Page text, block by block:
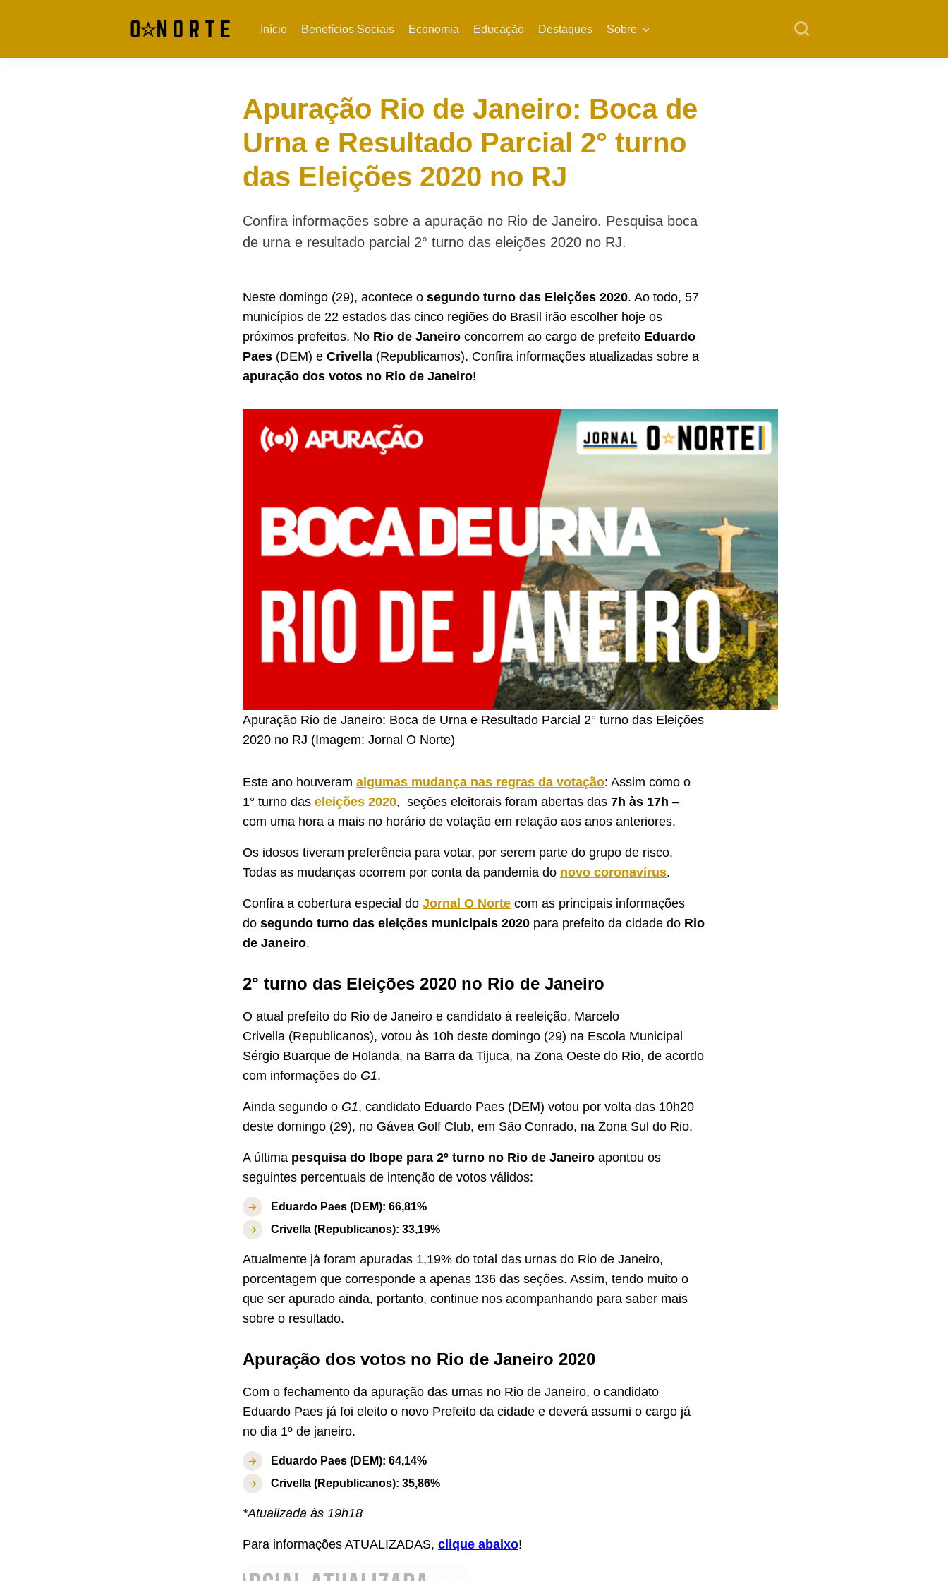
Início Benefícios Sociais Economia Educação Destaques Sobre
Apuração Rio de Janeiro: Boca de
Urna e Resultado Parcial 2° turno
das Eleições 2020 no RJ
Confira informações sobre a apuração no Rio de Janeiro. Pesquisa boca
de urna e resultado parcial 2° turno das eleições 2020 no RJ.
Neste domingo (29), acontece o segundo turno das Eleições 2020. Ao todo, 57
municípios de 22 estados das cinco regiões do Brasil irão escolher hoje os
próximos prefeitos. No Rio de Janeiro concorrem ao cargo de prefeito Eduardo
Paes (DEM) e Crivella (Republicamos). Confira informações atualizadas sobre a
apuração dos votos no Rio de Janeiro!
Apuração Rio de Janeiro: Boca de Urna e Resultado Parcial 2° turno das Eleições
2020 no RJ (Imagem: Jornal O Norte)
Este ano houveram algumas mudança nas regras da votação: Assim como o
1° turno das eleições 2020, seções eleitorais foram abertas das 7h às 17h –
com uma hora a mais no horário de votação em relação aos anos anteriores.
Os idosos tiveram preferência para votar, por serem parte do grupo de risco.
Todas as mudanças ocorrem por conta da pandemia do novo coronavírus.
Confira a cobertura especial do Jornal O Norte com as principais informações
do segundo turno das eleições municipais 2020 para prefeito da cidade do Rio
de Janeiro.
2° turno das Eleições 2020 no Rio de Janeiro
O atual prefeito do Rio de Janeiro e candidato à reeleição, Marcelo
Crivella (Republicanos), votou às 10h deste domingo (29) na Escola Municipal
Sérgio Buarque de Holanda, na Barra da Tijuca, na Zona Oeste do Rio, de acordo
com informações do G1.
Ainda segundo o G1, candidato Eduardo Paes (DEM) votou por volta das 10h20
deste domingo (29), no Gávea Golf Club, em São Conrado, na Zona Sul do Rio.
A última pesquisa do Ibope para 2º turno no Rio de Janeiro apontou os
seguintes percentuais de intenção de votos válidos:
Eduardo Paes (DEM): 66,81%
Crivella (Republicanos): 33,19%
Atualmente já foram apuradas 1,19% do total das urnas do Rio de Janeiro,
porcentagem que corresponde a apenas 136 das seções. Assim, tendo muito o
que ser apurado ainda, portanto, continue nos acompanhando para saber mais
sobre o resultado.
Apuração dos votos no Rio de Janeiro 2020
Com o fechamento da apuração das urnas no Rio de Janeiro, o candidato
Eduardo Paes já foi eleito o novo Prefeito da cidade e deverá assumi o cargo já
no dia 1º de janeiro.
Eduardo Paes (DEM): 64,14%
Crivella (Republicanos): 35,86%
*Atualizada às 19h18
Para informações ATUALIZADAS, clique abaixo!